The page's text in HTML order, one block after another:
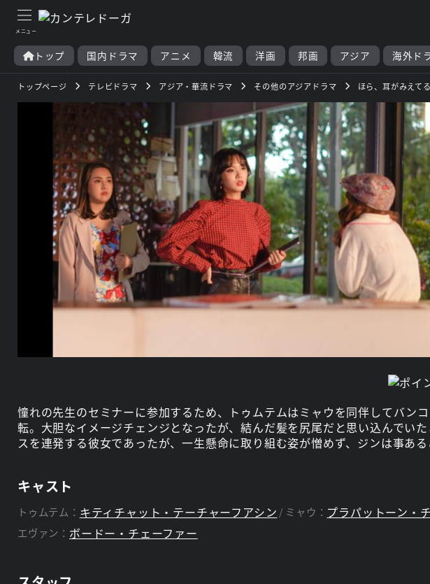
トップ 国内ドラマ アニメ 韓流 洋画 邦画 アジア 海外ド
トップページ テレビドラマ アジア・華流ドラマ その他のアジアドラマ ほら、耳がみえて
憧れの先生のセミナーに参加するため、トゥムテムはミャウを同伴してバン
転。大胆なイメージチェンジとなったが、結んだ髪を尻尾だと思い込んでい
スを連発する彼女であったが、一生懸命に取り組む姿が憎めず、ジンは事ある
キャスト
トゥムテム： キティチャット・テーチャーフアシン ミャウ： プラパットーン・
エヴァン： ボードー・チェーファー